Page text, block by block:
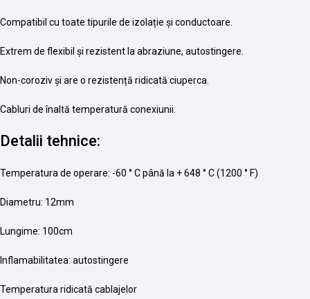
Compatibil cu toate tipurile de izolație și conductoare.
Extrem de flexibil și rezistent la abraziune, autostingere.
Non-coroziv și are o rezistență ridicată ciuperca.
Cabluri de înaltă temperatură conexiunii.
Detalii tehnice:
Temperatura de operare: -60 ° C până la + 648 ° C (1200 ° F)
Diametru: 12mm
Lungime: 100cm
Inflamabilitatea: autostingere
Temperatura ridicată cablajelor